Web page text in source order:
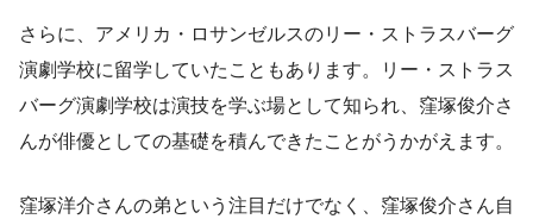
さらに、アメリカ・ロサンゼルスのリー・ストラスバーグ
演劇学校に留学していたこともあります。リー・ストラス
バーグ演劇学校は演技を学ぶ場として知られ、窪塚俊介さ
んが俳優としての基礎を積んできたことがうかがえます。
窪塚洋介さんの弟という注目だけでなく、窪塚俊介さん自